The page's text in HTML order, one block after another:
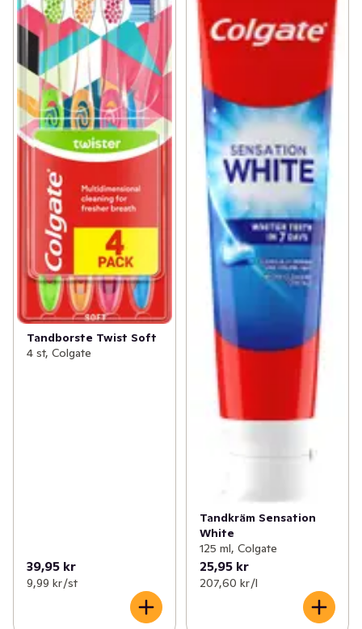
Tandborste Twist Soft
4 st, Colgate
39,95 kr
9,99 kr /st
Tandkräm Sensation
White
125 ml, Colgate
25,95 kr
207,60 kr /l